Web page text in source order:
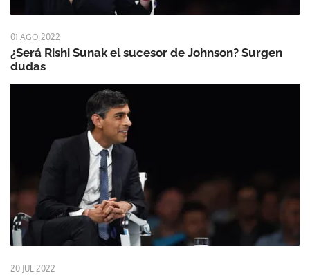
01 AGO 2022
¿Será Rishi Sunak el sucesor de Johnson? Surgen
dudas
20 JUL 2022